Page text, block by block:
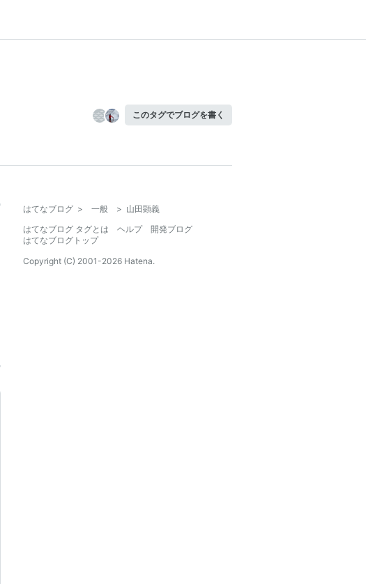
このタグでブログを書く
はてなブログ > 一般 > 山田顕義
はてなブログ タグとは
ヘルプ
開発ブログ
はてなブログトップ
Copyright (C) 2001-2026 Hatena.